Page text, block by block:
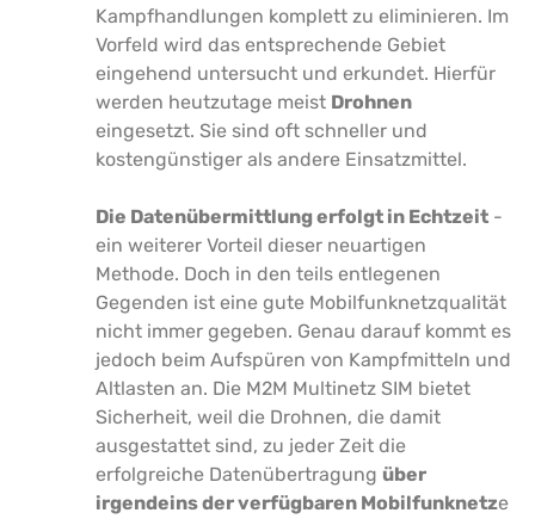
Kampfhandlungen komplett zu eliminieren. Im
Vorfeld wird das entsprechende Gebiet
eingehend untersucht und erkundet. Hierfür
werden heutzutage meist Drohnen
eingesetzt. Sie sind oft schneller und
kostengünstiger als andere Einsatzmittel.
Die Datenübermittlung erfolgt in Echtzeit -
ein weiterer Vorteil dieser neuartigen
Methode. Doch in den teils entlegenen
Gegenden ist eine gute Mobilfunknetzqualität
nicht immer gegeben. Genau darauf kommt es
jedoch beim Aufspüren von Kampfmitteln und
Altlasten an. Die M2M Multinetz SIM bietet
Sicherheit, weil die Drohnen, die damit
ausgestattet sind, zu jeder Zeit die
erfolgreiche Datenübertragung über
irgendeins der verfügbaren Mobilfunknetze